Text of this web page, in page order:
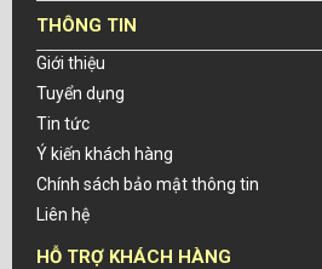
THÔNG TIN
Giới thiệu
Tuyển dụng
Tin tức
Ý kiến khách hàng
Chính sách bảo mật thông tin
Liên hệ
HỖ TRỢ KHÁCH HÀNG